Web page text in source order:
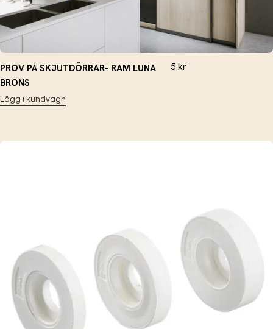
PROV PÅ SKJUTDÖRRAR- RAM LUNA
BRONS
Lägg i kundvagn
5 kr